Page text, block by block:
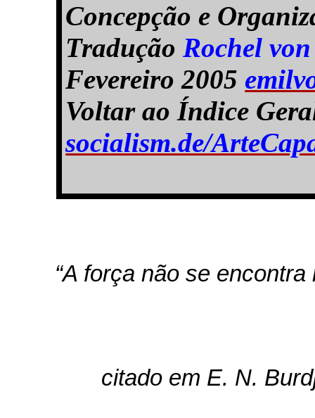
Concepção e
TraduçãoRochel
Fevereiro 2005
Voltar ao Índice
socialism.de/
“A força não se
citado em E. N.